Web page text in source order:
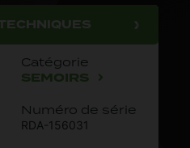
Catégorie
SEMOIRS
Numéro de série
RDA-156031